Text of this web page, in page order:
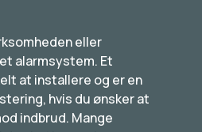
eller
alarmsystem. Et
at installere og er en
hvis du ønsker at
indbrud. Mange